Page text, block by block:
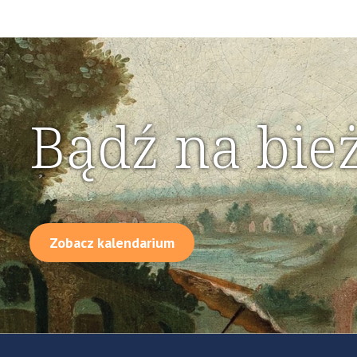
Bądź na
Zobacz kalendarium